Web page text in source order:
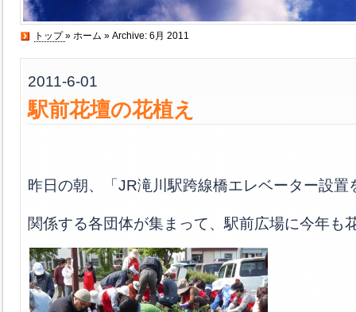
トップ» ホーム » Archive: 6月 2011
2011-6-01
駅前花壇の花植え
昨日の朝、「JR滝川駅跨線橋エレベーター設置
関係する各団体が集まって、駅前広場に今年も